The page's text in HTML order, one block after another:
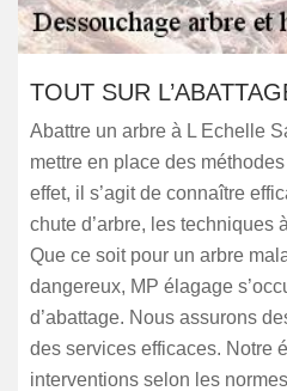
TOUT SUR
Abattre un arbre à L Echelle
mettre en place des
effet, il s’agit de connaître
chute d’arbre, les techniques
Que ce soit pour un arbre
dangereux, MP élagage
d’abattage. Nous assurons
des services efficaces. Notre
interventions selon les